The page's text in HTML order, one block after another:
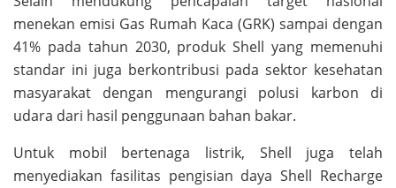
menekan emisi Gas Rumah Kaca (GRK) sampai dengan
41% pada tahun 2030, produk Shell yang memenuhi
standar ini juga berkontribusi pada sektor kesehatan
masyarakat dengan mengurangi polusi karbon di
udara dari hasil penggunaan bahan bakar.
Untuk mobil bertenaga listrik, Shell juga telah
menyediakan fasilitas pengisian daya Shell Recharge